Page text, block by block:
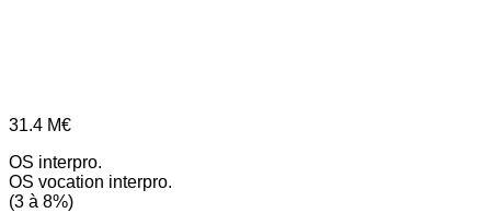
31.4 M€
OS interpro.
OS vocation interpro.
(3 à 8%)